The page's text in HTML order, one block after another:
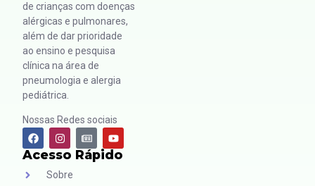
de crianças com doenças
alérgicas e pulmonares,
além de dar prioridade
ao ensino e pesquisa
clínica na área de
pneumologia e alergia
pediátrica.
Nossas Redes sociais
Acesso Rápido
Sobre